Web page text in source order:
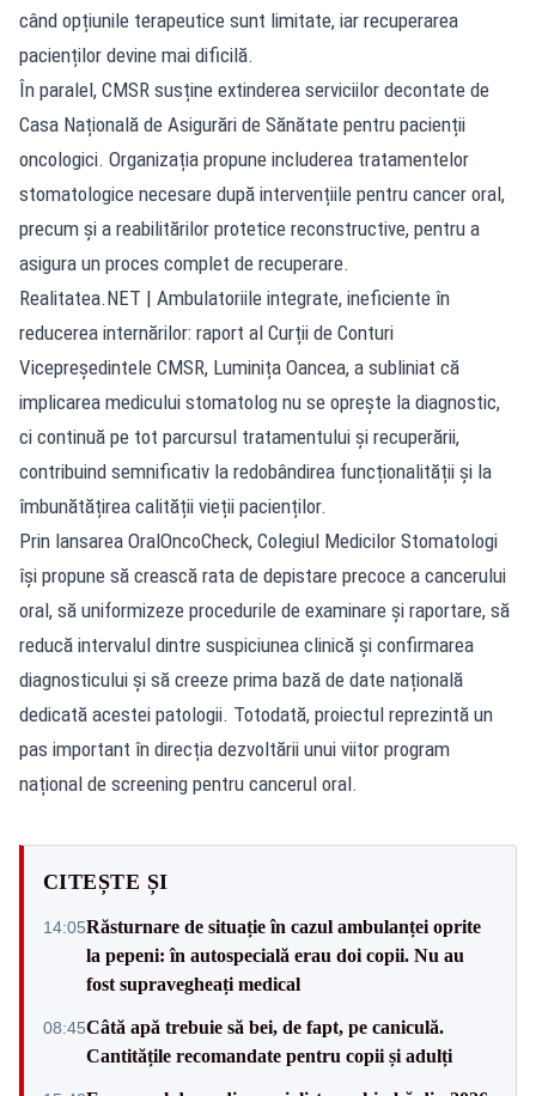
când opțiunile terapeutice sunt limitate, iar recuperarea
pacienților devine mai dificilă.
În paralel, CMSR susține extinderea serviciilor decontate de
Casa Națională de Asigurări de Sănătate pentru pacienții
oncologici. Organizația propune includerea tratamentelor
stomatologice necesare după intervențiile pentru cancer oral,
precum și a reabilitărilor protetice reconstructive, pentru a
asigura un proces complet de recuperare.
Realitatea.NET | Ambulatoriile integrate, ineficiente în
reducerea internărilor: raport al Curții de Conturi
Vicepreședintele CMSR, Luminița Oancea, a subliniat că
implicarea medicului stomatolog nu se oprește la diagnostic,
ci continuă pe tot parcursul tratamentului și recuperării,
contribuind semnificativ la redobândirea funcționalității și la
îmbunătățirea calității vieții pacienților.
Prin lansarea OralOncoCheck, Colegiul Medicilor Stomatologi
își propune să crească rata de depistare precoce a cancerului
oral, să uniformizeze procedurile de examinare și raportare, să
reducă intervalul dintre suspiciunea clinică și confirmarea
diagnosticului și să creeze prima bază de date națională
dedicată acestei patologii. Totodată, proiectul reprezintă un
pas important în direcția dezvoltării unui viitor program
național de screening pentru cancerul oral.
CITEȘTE ȘI
14:05Răsturnare de situație în cazul ambulanței oprite
la pepeni: în autospecială erau doi copii. Nu au
fost supravegheați medical
08:45Câtă apă trebuie să bei, de fapt, pe caniculă.
Cantitățile recomandate pentru copii și adulți